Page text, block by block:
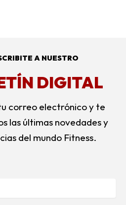
A NUESTRO
DIGITAL
correo electrónico y te
las últimas novedades y
del mundo Fitness.